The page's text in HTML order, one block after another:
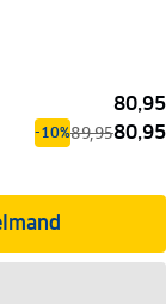
80,95
-10%89,9580,95